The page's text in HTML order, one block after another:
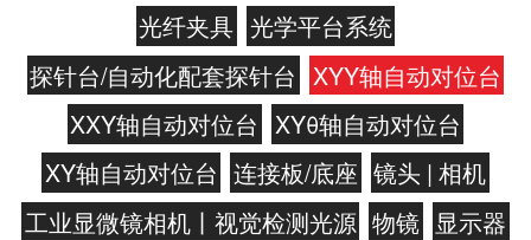
光纤夹具 光学平台系统
探针台/自动化配套探针台 XYY轴自动对位台
XXY轴自动对位台 XYθ轴自动对位台
XY轴自动对位台 连接板/底座 镜头 | 相机
工业显微镜相机丨视觉检测光源 物镜 显示器